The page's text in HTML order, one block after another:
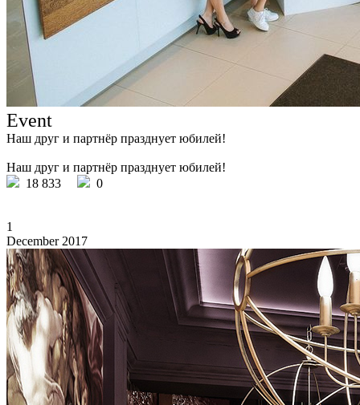
Event
Наш друг и партнёр празднует юбилей!
Наш друг и партнёр празднует юбилей!
18 833
0
1
December 2017